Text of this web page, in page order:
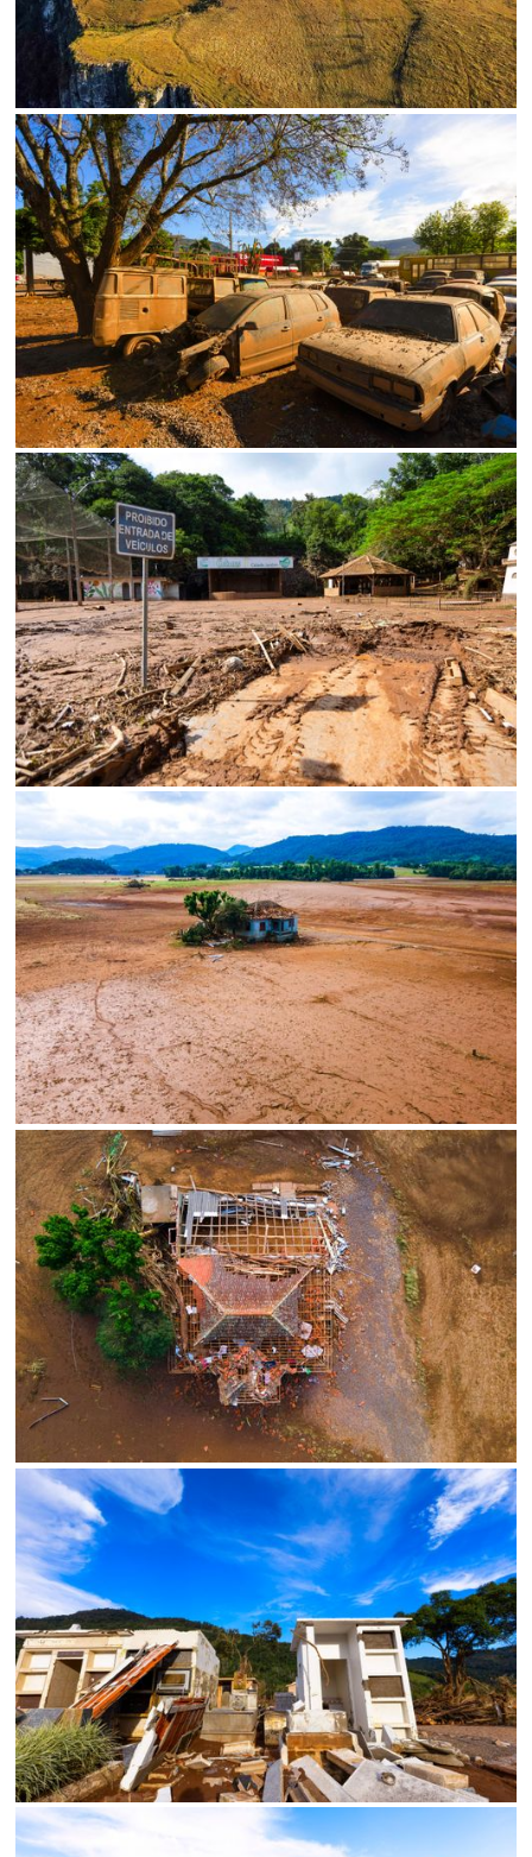
SALVAR